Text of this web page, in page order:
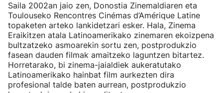
Saila 2002an jaio zen, Donostia Zinemaldiaren eta
Toulouseko Rencontres Cinémas d’Amérique Latine
topaketen arteko lankidetzari esker. Hala, Zinema
Eraikitzen atala Latinoamerikako zinemaren ekoizpena
bultzatzeko asmoarekin sortu zen, postprodukzio
fasean dauden filmak amaitzeko laguntzen bitartez.
Horretarako, bi zinema-jaialdiek aukeratutako
Latinoamerikako hainbat film aurkezten dira
profesional talde baten aurrean, postprodukzio